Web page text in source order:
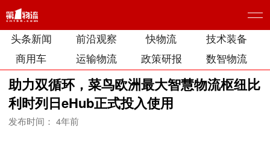
头条新闻 前沿观察 快物流
技术装备
商用车
运输物流 政策研报 数智物流
助力双循环，菜鸟欧洲最大智慧物流枢纽比
利时列日eHub正式投入使用
发布时间： 4年前